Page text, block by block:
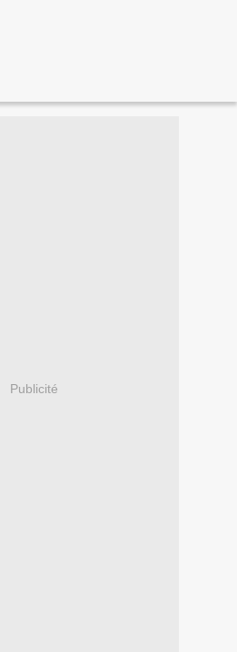
Publicité